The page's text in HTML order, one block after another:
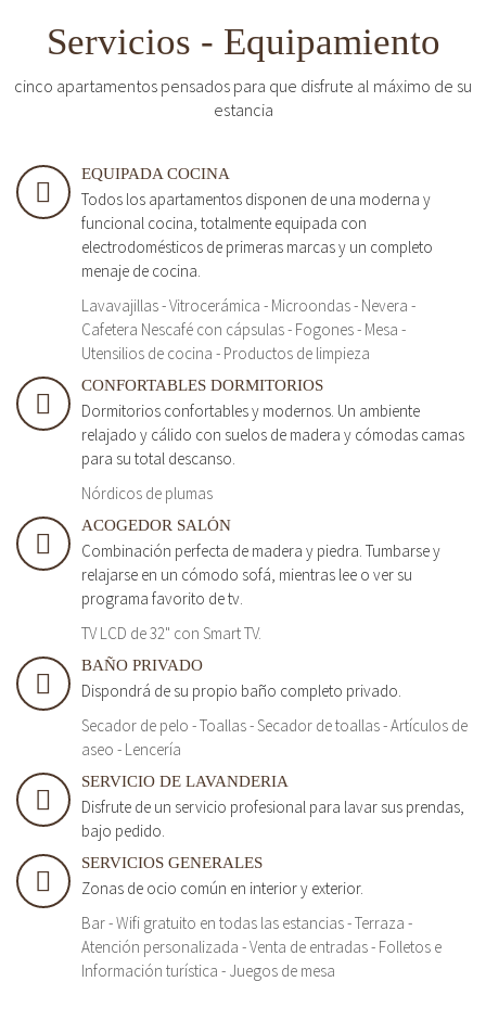
Servicios - Equipamiento
cinco apartamentos pensados para que disfrute al máximo de su
estancia
EQUIPADA COCINA
Todos los apartamentos disponen de una moderna y
funcional cocina, totalmente equipada con
electrodomésticos de primeras marcas y un completo
menaje de cocina.
Lavavajillas - Vitrocerámica - Microondas - Nevera -
Cafetera Nescafé con cápsulas - Fogones - Mesa -
Utensilios de cocina - Productos de limpieza
CONFORTABLES DORMITORIOS
Dormitorios confortables y modernos. Un ambiente
relajado y cálido con suelos de madera y cómodas camas
para su total descanso.
Nórdicos de plumas
ACOGEDOR SALÓN
Combinación perfecta de madera y piedra. Tumbarse y
relajarse en un cómodo sofá, mientras lee o ver su
programa favorito de tv.
TV LCD de 32" con Smart TV.
BAÑO PRIVADO
Dispondrá de su propio baño completo privado.
Secador de pelo - Toallas - Secador de toallas - Artículos de
aseo - Lencería
SERVICIO DE LAVANDERIA
Disfrute de un servicio profesional para lavar sus prendas,
bajo pedido.
SERVICIOS GENERALES
Zonas de ocio común en interior y exterior.
Bar - Wifi gratuito en todas las estancias - Terraza -
Atención personalizada - Venta de entradas - Folletos e
Información turística - Juegos de mesa